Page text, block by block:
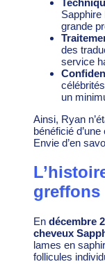
grande
des
service
un
Ainsi, Ryan
bénéficié
Envie d’en
En décembre
cheveux
lames en
follicules